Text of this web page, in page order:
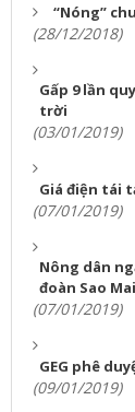
“Nóng”
(28/12/2018)
Gấp 9 lần
trời
(03/01/2019)
Giá điện tái
(07/01/2019)
Nông dân
đoàn Sao Mai
(07/01/2019)
GEG phê
(09/01/2019)